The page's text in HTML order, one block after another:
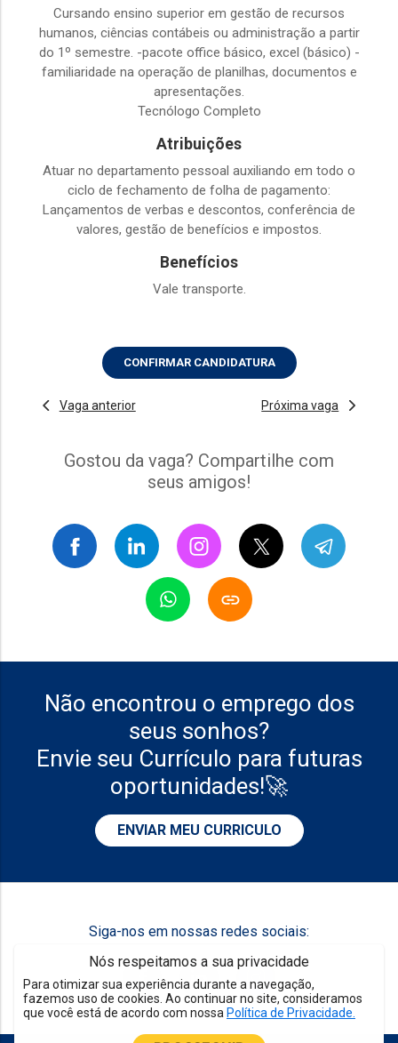
Nós respeitamos a sua privacidade
Para otimizar sua experiência durante a navegação,
fazemos uso de cookies. Ao continuar no site, consideramos
que você está de acordo com nossa Política de Privacidade.
Cursando ensino superior em gestão de recursos
humanos, ciências contábeis ou administração a partir
do 1º semestre. -pacote office básico, excel (básico) -
familiaridade na operação de planilhas, documentos e
apresentações.
Tecnólogo Completo
Atribuições
Atuar no departamento pessoal auxiliando em todo o
ciclo de fechamento de folha de pagamento:
Lançamentos de verbas e descontos, conferência de
valores, gestão de benefícios e impostos.
Benefícios
Vale transporte.
CONFIRMAR CANDIDATURA
Vaga anterior Próxima vaga
Gostou da vaga? Compartilhe com
seus amigos!
Não encontrou o emprego dos
seus sonhos?
Envie seu Currículo para futuras
oportunidades!🚀
ENVIAR MEU CURRICULO
Siga-nos em nossas redes sociais: